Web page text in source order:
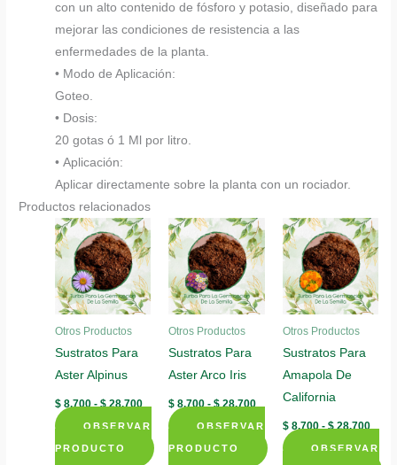
con un alto contenido de fósforo y potasio, diseñado para
mejorar las condiciones de resistencia a las
enfermedades de la planta.
• Modo de Aplicación:
Goteo.
• Dosis:
20 gotas ó 1 Ml por litro.
• Aplicación:
Aplicar directamente sobre la planta con un rociador.
Productos relacionados
Otros Productos
Sustratos Para
Aster Alpinus
$ 8.700 - $28.700 Rango
precios:
desde
$ 8.700
OBSERVAR
PRODUCTO
Otros Productos
Sustratos Para
Aster Arco Iris
$ 8.700 - $28.700 Rango
precios:
desde
$ 8.700
OBSERVAR
PRODUCTO
Otros Productos
Sustratos Para
Amapola De
California
$8.700 - $28.700
OBSERVAR